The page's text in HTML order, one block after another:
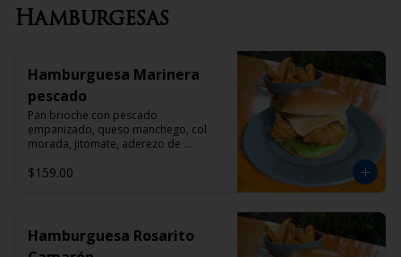
Hamburgesas
Hamburguesa Marinera
pescado
Pan brioche con pescado
empanizado, queso manchego, col
morada, jitomate, aderezo de
con pimienta cayena
$159.00
Hamburguesa Rosarito